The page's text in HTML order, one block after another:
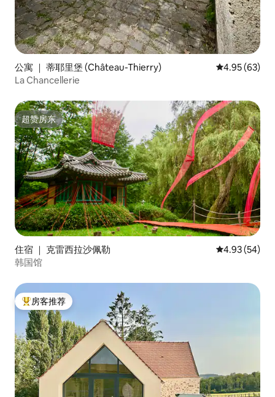
公寓 ｜ 蒂耶里堡 (Château-Thierry) 平均评分
4.95 (63)
La Chancellerie
超赞房东
超赞房东
住宿 ｜ 克雷西拉沙佩勒 平均评分
4.93 (54)
韩国馆
热门「房客推荐」
房客推荐